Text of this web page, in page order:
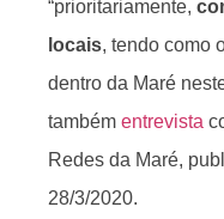
“prioritariamente,
locais, tendo como
dentro da Maré
também entrevista
Redes da Maré,
28/3/2020.